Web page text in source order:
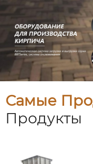
Самые
Продукты